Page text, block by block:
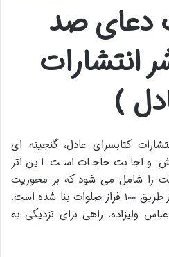
دعای صد
انتشارات
)
کتابسرای عادل، گنجینه ای
و اجابت حاجات است. این اثر
را شامل می شود که بر محوریت
توسل به چهارده معصوم (ع) از طریق ۱۰۰ فراز صلوات بنا شده است.
ولیزاده، راهی برای نزدیکی به